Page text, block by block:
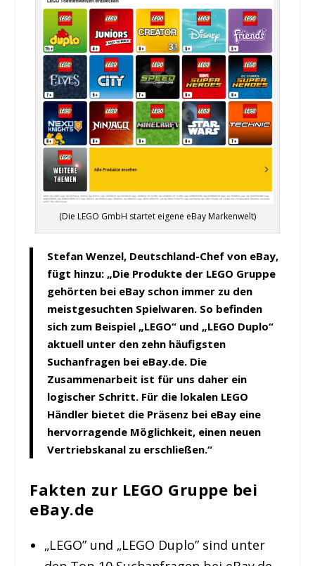
(Die LEGO GmbH startet eigene eBay Markenwelt)
Stefan Wenzel, Deutschland-Chef von eBay,
fügt hinzu: „Die Produkte der LEGO Gruppe
gehörten bei eBay schon immer zu den
meistgesuchten Spielwaren. So befinden
sich zum Beispiel „LEGO“ und „LEGO Duplo“
aktuell unter den zehn häufigsten
Suchanfragen bei eBay.de. Die
Zusammenarbeit ist für uns daher ein
logischer Schritt. Für die lokalen LEGO
Händler bietet die Präsenz bei eBay eine
hervorragende Möglichkeit, einen neuen
Vertriebskanal zu erschließen.“
Fakten zur LEGO Gruppe bei
eBay.de
„LEGO” und „LEGO Duplo” sind unter